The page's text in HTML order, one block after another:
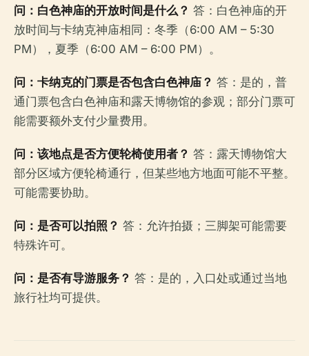
问：白色神庙的开放时间是什么？ 答：白色神庙的开
放时间与卡纳克神庙相同：冬季（6:00 AM – 5:30
PM），夏季（6:00 AM – 6:00 PM）。
问：卡纳克的门票是否包含白色神庙？ 答：是的，普
通门票包含白色神庙和露天博物馆的参观；部分门票可
能需要额外支付少量费用。
问：该地点是否方便轮椅使用者？ 答：露天博物馆大
部分区域方便轮椅通行，但某些地方地面可能不平整。
可能需要协助。
问：是否可以拍照？ 答：允许拍摄；三脚架可能需要
特殊许可。
问：是否有导游服务？ 答：是的，入口处或通过当地
旅行社均可提供。